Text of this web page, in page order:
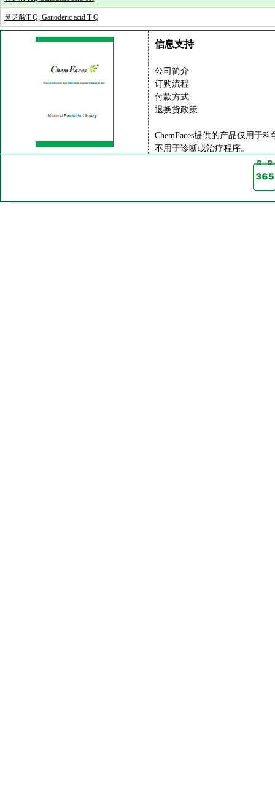
灵芝酸T-Q; Ganoderic acid T-Q
信息支持
公司简介
订购流程
付款方式
退换货政策
ChemFaces提供的产品仅用于
不用于诊断或治疗程序。